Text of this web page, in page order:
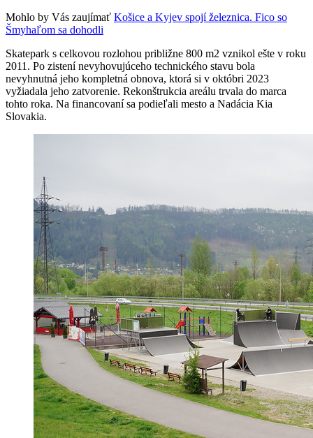
Mohlo by Vás zaujímať Košice a Kyjev spojí železnica. Fico so
Šmyhaľom sa dohodli
Skatepark s celkovou rozlohou približne 800 m2 vznikol ešte v roku
2011. Po zistení nevyhovujúceho technického stavu bola
nevyhnutná jeho kompletná obnova, ktorá si v októbri 2023
vyžiadala jeho zatvorenie. Rekonštrukcia areálu trvala do marca
tohto roka. Na financovaní sa podieľali mesto a Nadácia Kia
Slovakia.